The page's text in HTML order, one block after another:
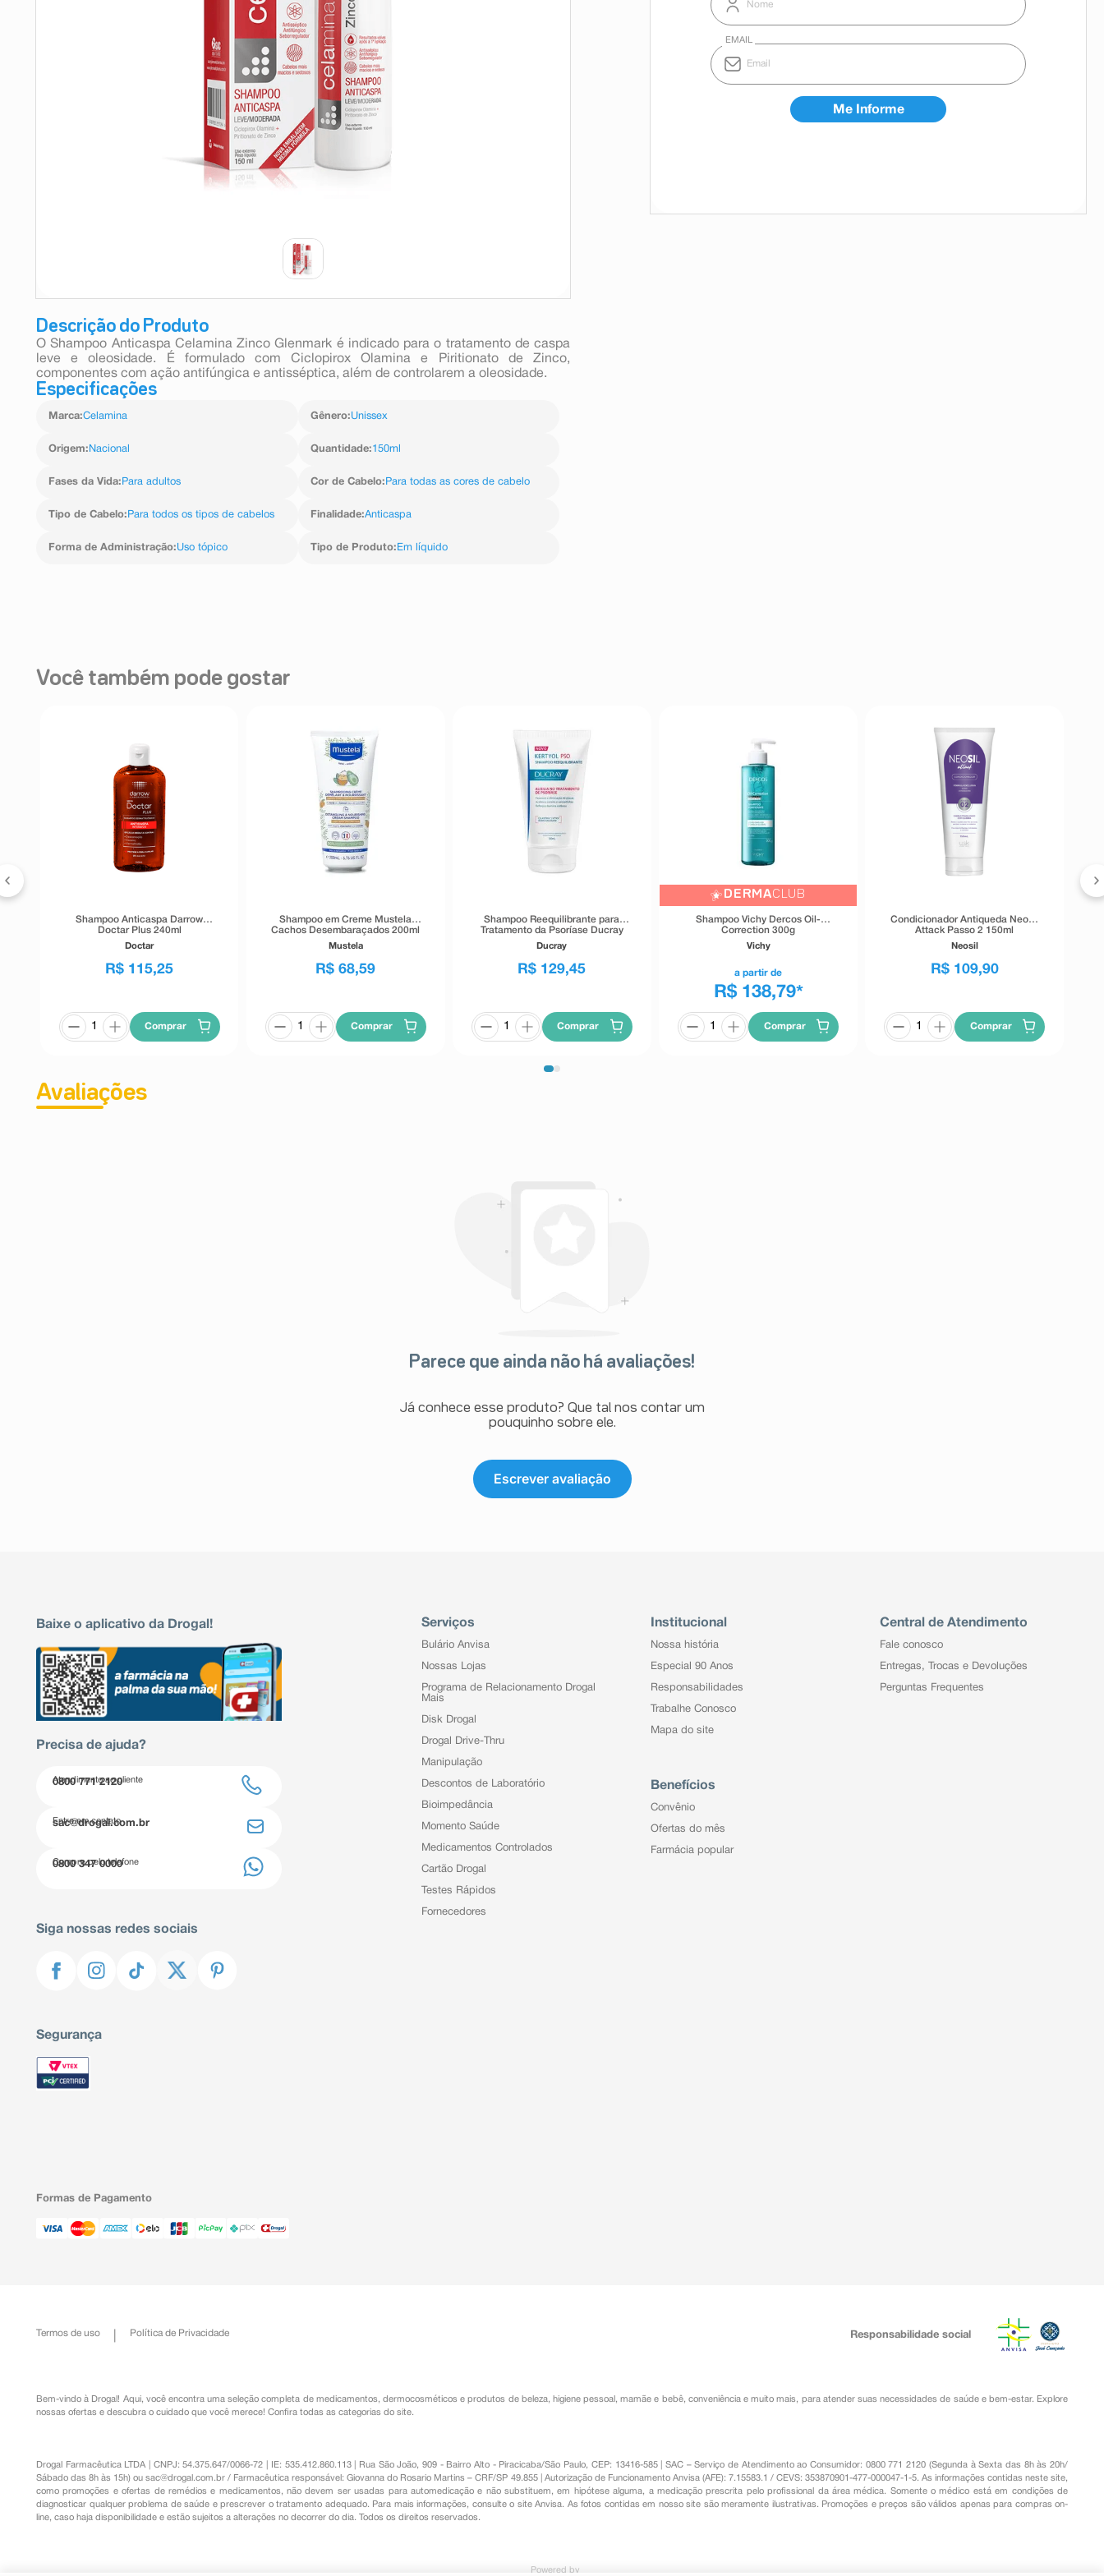
Descrição do Produto
O Shampoo Anticaspa Celamina Zinco Glenmark é indicado para o tratamento de caspa
leve e oleosidade. É formulado com Ciclopirox Olamina e Piritionato de Zinco,
componentes com ação antifúngica e antisséptica, além de controlarem a oleosidade.
Especificações
Marca:Celamina Gênero:Unissex
Origem: Nacional Quantidade:150ml
Fases da Vida: Para adultos Cor de Cabelo: Para todas as cores de cabelo
Tipo de Cabelo: Para todos os tipos de cabelos Finalidade:Anticaspa
Forma de Administração:Uso tópico Tipo de Produto: Em líquido
Você também pode gostar
Shampoo Anticaspa Darrow
Doctar Plus 240ml
Doctar
R$ 115,25
Comprar
Shampoo em Creme Mustela
Cachos Desembaraçados 200ml
Mustela
R$ 68,59
Comprar
Shampoo Reequilibrante para
Tratamento da Psoríase Ducray
Kertyol PSO 100ml
Ducray
R$ 129,45
Comprar
DERMACLUB
Shampoo Vichy Dercos Oil-
Correction 300g
Vichy
a partir de
R$ 138,79*
Comprar
Condicionador Antiqueda Neosil
Attack Passo 2 150ml
Neosil
R$ 109,90
Comprar
Avaliações
Parece que ainda não há avaliações!
Já conhece esse produto? Que tal nos contar um
pouquinho sobre ele.
Escrever avaliação
Baixe o aplicativo da Drogal!
Precisa de ajuda?
Atendimento ao cliente
0800 771 2120
Entre em contato
sac@drogal.com.br
Compre pelo telefone
0800 347 0000
Siga nossas redes sociais
Segurança
Serviços
Bulário Anvisa
Nossas Lojas
Programa de Relacionamento Drogal
Mais
Disk Drogal
Drogal Drive-Thru
Manipulação
Descontos de Laboratório
Bioimpedância
Momento Saúde
Medicamentos Controlados
Cartão Drogal
Testes Rápidos
Fornecedores
Institucional
Nossa história
Especial 90 Anos
Responsabilidades
Trabalhe Conosco
Mapa do site
Benefícios
Convênio
Ofertas do mês
Farmácia popular
Central de Atendimento
Fale conosco
Entregas, Trocas e Devoluções
Perguntas Frequentes
Formas de Pagamento
Termos de uso Política de Privacidade Responsabilidade social
Bem-vindo à Drogal! Aqui, você encontra uma seleção completa de medicamentos ,dermocosméticos e produtos de beleza, higiene pessoal ,mamãe e bebê, conveniênciae muito mais, para atender suas necessidades de saúde e bem-estar. Explore
nossas ofertas e descubra o cuidado que você merece! Confira todas as categorias do site.
Drogal Farmacêutica LTDA | CNPJ: 54.375.647/0066-72 | IE: 535.412.860.113 | Rua São João, 909 - Bairro Alto - Piracicaba/São Paulo, CEP: 13416-585 | SAC – Serviço de Atendimento ao Consumidor: 0800 771 2120 (Segunda à Sexta das 8h às 20h/
Sábado das 8h às 15h) ousac@drogal.com.br / Farmacêutica responsável: Giovanna do Rosario Martins – CRF/SP 49.855 | Autorização de Funcionamento Anvisa (AFE): 7.15583.1 / CEVS: 353870901-477-000047-1-5. As informações contidas neste site,
como promoções e ofertas de remédios e medicamentos, não devem ser usadas para automedicação e não substituem, em hipótese alguma, a medicação prescrita pelo profissional da área médica. Somente o médico está em condições de
diagnosticar qualquer problema de saúde e prescrever o tratamento adequado. Para mais informações, consulte o site Anvisa. As fotos contidas em nosso site são meramente ilustrativas. Promoções e preços são válidos apenas para compras on-
line, caso haja disponibilidade e estão sujeitos a alterações no decorrer do dia. Todos os direitos reservados.
Powered by
esmalte
absorvente